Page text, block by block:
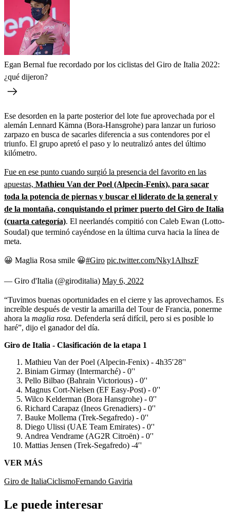
Egan Bernal fue recordado por los ciclistas del Giro de Italia 2022:
¿qué dijeron?
Ese desorden en la parte posterior del lote fue aprovechada por el
alemán Lennard Kämna (Bora-Hansgrohe) para lanzar un furioso
zarpazo en busca de sacarles diferencia a sus contendores por el
triunfo. El grupo apretó el paso y lo neutralizó antes del último
kilómetro.
Fue en ese punto cuando surgió la presencia del favorito en las
apuestas, Mathieu Van der Poel (Alpecin-Fenix), para sacar
toda la potencia de piernas y buscar el liderato de la general y
de la montaña, conquistando el primer puerto del Giro de Italia
(cuarta categoría). El neerlandés compitió con Caleb Ewan (Lotto-
Soudal) que terminó cayéndose en la última curva hacia la línea de
meta.
😀 Maglia Rosa smile 😀#Giro pic.twitter.com/Nky1AlhszF
— Giro d'Italia (@giroditalia) May 6, 2022
“Tuvimos buenas oportunidades en el cierre y las aprovechamos. Es
increíble después de vestir la amarilla del Tour de Francia, ponerme
ahora la maglia rosa. Defenderla será difícil, pero si es posible lo
haré”, dijo el ganador del día.
Giro de Italia - Clasificación de la etapa 1
Mathieu Van der Poel (Alpecin-Fenix) - 4h35′28′'
Biniam Girmay (Intermarché) - 0′'
Pello Bilbao (Bahrain Victorious) - 0′'
Magnus Cort-Nielsen (EF Easy-Post) - 0′'
Wilco Kelderman (Bora Hansgrohe) - 0′'
Richard Carapaz (Ineos Grenadiers) - 0′'
Bauke Mollema (Trek-Segafredo) - 0′'
Diego Ulissi (UAE Team Emirates) - 0′'
Andrea Vendrame (AG2R Citroën) - 0′'
Mattias Jensen (Trek-Segafredo) -4′'
VER MÁS
Giro de ItaliaCiclismoFernando Gaviria
Le puede interesar